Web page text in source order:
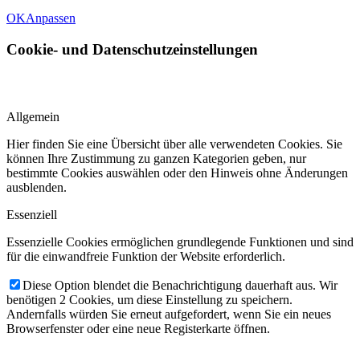
OKAnpassen
Cookie- und Datenschutzeinstellungen
Allgemein
Hier finden Sie eine Übersicht über alle verwendeten Cookies. Sie
können Ihre Zustimmung zu ganzen Kategorien geben, nur
bestimmte Cookies auswählen oder den Hinweis ohne Änderungen
ausblenden.
Essenziell
Essenzielle Cookies ermöglichen grundlegende Funktionen und sind
für die einwandfreie Funktion der Website erforderlich.
Diese Option blendet die Benachrichtigung dauerhaft aus. Wir
benötigen 2 Cookies, um diese Einstellung zu speichern.
Andernfalls würden Sie erneut aufgefordert, wenn Sie ein neues
Browserfenster oder eine neue Registerkarte öffnen.